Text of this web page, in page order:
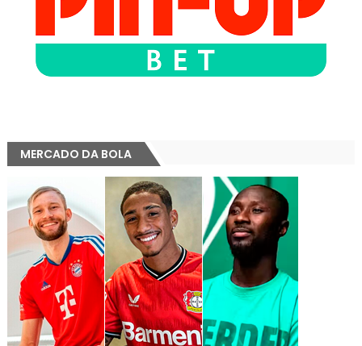
MERCADO DA BOLA